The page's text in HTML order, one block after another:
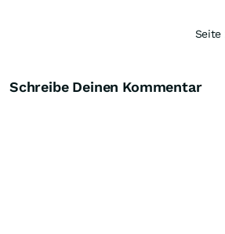
Seite
Schreibe Deinen Kommentar